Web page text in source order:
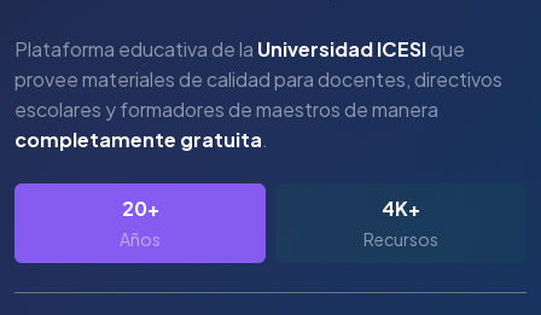
Plataforma educativa de la Universidad ICESIque
provee materiales de calidad para docentes, directivos
escolares y formadores de maestros de manera
completamente gratuita.
20+
Años
4K+
Recursos